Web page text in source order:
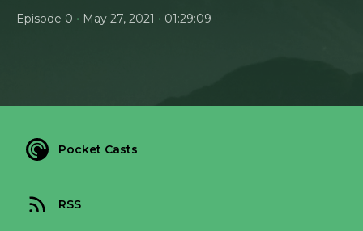
Episode 0 • May 27, 2021 • 01:29:09
Pocket Casts
RSS